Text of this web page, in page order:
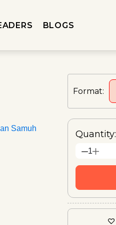
BLOGS
Samuh
Format:
Quantity:
1